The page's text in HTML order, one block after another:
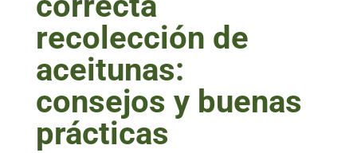
recolección de
aceitunas:
consejos y buenas
prácticas